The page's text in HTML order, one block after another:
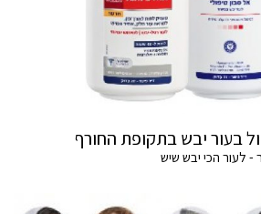
בעור יבש בתקופת החורף
- לעור הכי יבש שיש